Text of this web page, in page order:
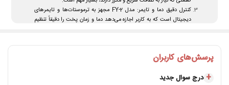
کنترل دقیق دما و تایمر:
مدل FY-2 مجهز به ترموستات‌ها و تایمرهای
دیجیتال است که به کاربر اجازه می‌دهد دما و زمان پخت را دقیقاً تنظیم
ساخت و دوام بالا:ساختار روباز و سنگین این وافل ساز، همراه با مواد با
کیفیت بالا، اطمینان می‌دهد که دستگاه در برابر استفاده مداوم و شرایط
چندمنظورگی:علاوه بر تولید وافل، این دستگاه می‌تواند برای ساخت انواع
پرسش‌های کاربران
درج سوال جدید